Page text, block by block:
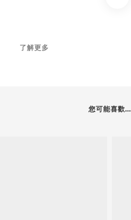
了解更多
您可能喜歡...